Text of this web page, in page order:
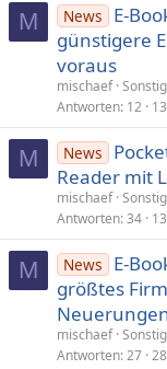
M News
E-
günstigere
voraus
mischaef
Antworten 12
M News
Reader mit
mischaef
Antworten 34
M News
E-
größtes
mischaef
Antworten 27